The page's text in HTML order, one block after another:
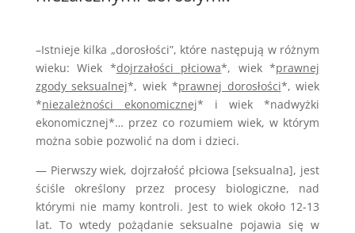
–Istnieje kilka „dorosłości”, które następują w różnym
wieku: Wiek *dojrzałości płciowa*, wiek *prawnej
zgody seksualnej*, wiek *prawnej dorosłości*, wiek
*niezależności ekonomicznej* i wiek *nadwyżki
ekonomicznej*… przez co rozumiem wiek, w którym
można sobie pozwolić na dom i dzieci.
— Pierwszy wiek, dojrzałość płciowa [seksualna], jest
ściśle określony przez procesy biologiczne, nad
którymi nie mamy kontroli. Jest to wiek około 12-13
lat. To wtedy pożądanie seksualne pojawia się w